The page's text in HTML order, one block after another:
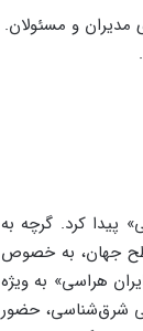
پیدا کرد. گرچه به
سطح جهان، به خصوص
هراسی» به ویژه
شرق‌شناسی، حضور